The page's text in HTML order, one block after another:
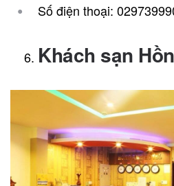
Số điện thoại:
Khách sạn